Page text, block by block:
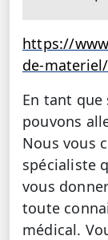
https://
de-materiel/
En tant
pouvons
Nous vous
spécialiste
vous
toute
médical.